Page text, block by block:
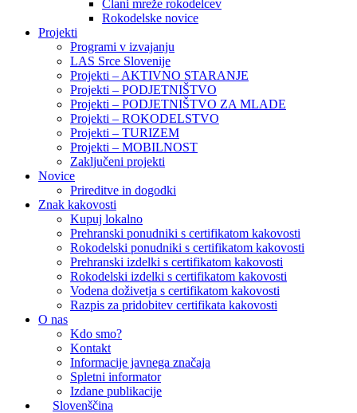
Člani mreže rokodelcev
Rokodelske novice
Projekti
Programi v izvajanju
LAS Srce Slovenije
Projekti – AKTIVNO STARANJE
Projekti – PODJETNIŠTVO
Projekti – PODJETNIŠTVO ZA MLADE
Projekti – ROKODELSTVO
Projekti – TURIZEM
Projekti – MOBILNOST
Zaključeni projekti
Novice
Prireditve in dogodki
Znak kakovosti
Kupuj lokalno
Prehranski ponudniki s certifikatom kakovosti
Rokodelski ponudniki s certifikatom kakovosti
Prehranski izdelki s certifikatom kakovosti
Rokodelski izdelki s certifikatom kakovosti
Vodena doživetja s certifikatom kakovosti
Razpis za pridobitev certifikata kakovosti
O nas
Kdo smo?
Kontakt
Informacije javnega značaja
Spletni informator
Izdane publikacije
Slovenščina